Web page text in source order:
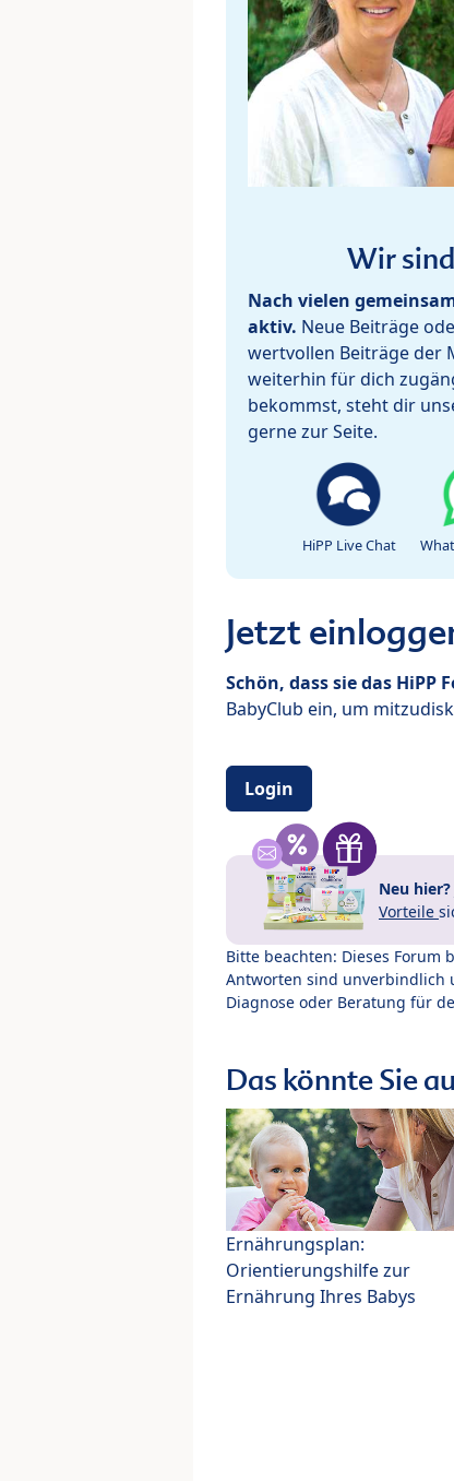
Wir
Nach vielen
aktiv. Neue Beiträge
wertvollen Beiträge der
weiterhin für dich
bekommst, steht dir
gerne zur Seite.
HiPP Live Chat
Jetzt
Schön, dass sie das
BabyClub ein, um
Login
Neu hier?
Vorteile
Bitte beachten: Dieses
Antworten sind unverbindlich
Diagnose oder Beratung für
Das könnte Sie
Ernährungsplan:
Orientierungshilfe zur
Ernährung Ihres Babys